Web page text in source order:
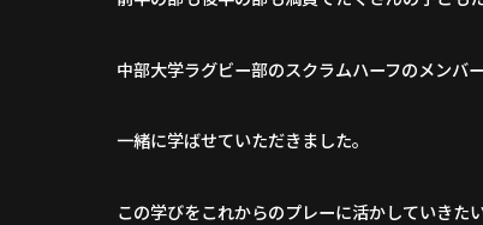
中部大学ラグビー部のスクラムハーフのメンバ
一緒に学ばせていただきました。
この学びをこれからのプレーに活かしていきたい